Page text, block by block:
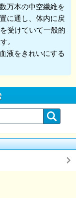
万本の中空繊維を
に通し、体内に戻
受けていて一般的
。
液をきれいにする